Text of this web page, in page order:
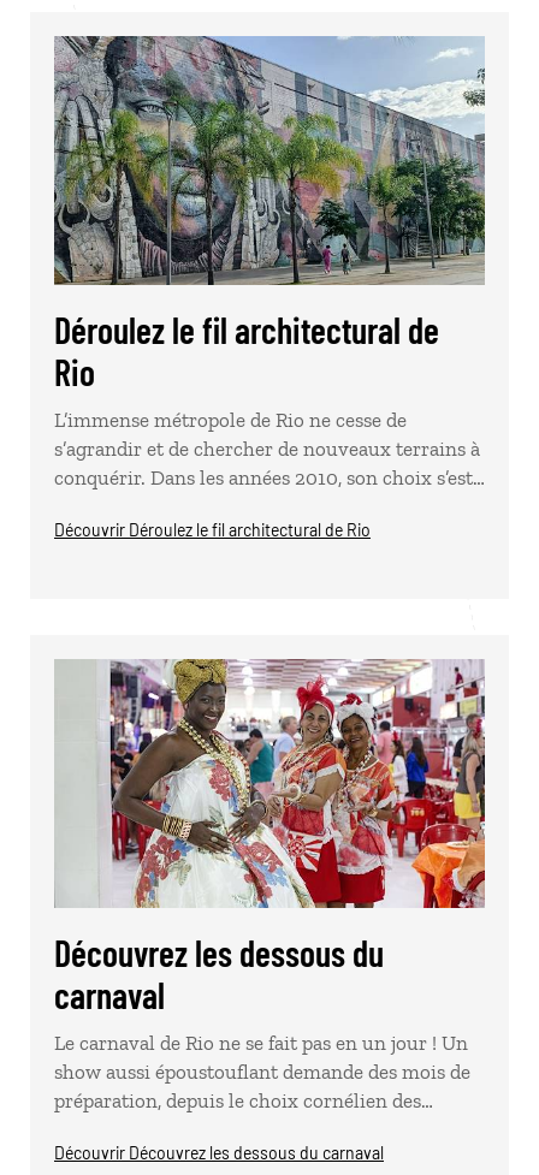
Déroulez le fil architectural de
Rio
L’immense métropole de Rio ne cesse de
s’agrandir et de chercher de nouveaux terrains à
conquérir. Dans les années 2010, son choix s’est…
Découvrir Déroulez le fil architectural de Rio
Découvrez les dessous du
carnaval
Le carnaval de Rio ne se fait pas en un jour ! Un
show aussi époustouflant demande des mois de
préparation, depuis le choix cornélien des…
Découvrir Découvrez les dessous du carnaval